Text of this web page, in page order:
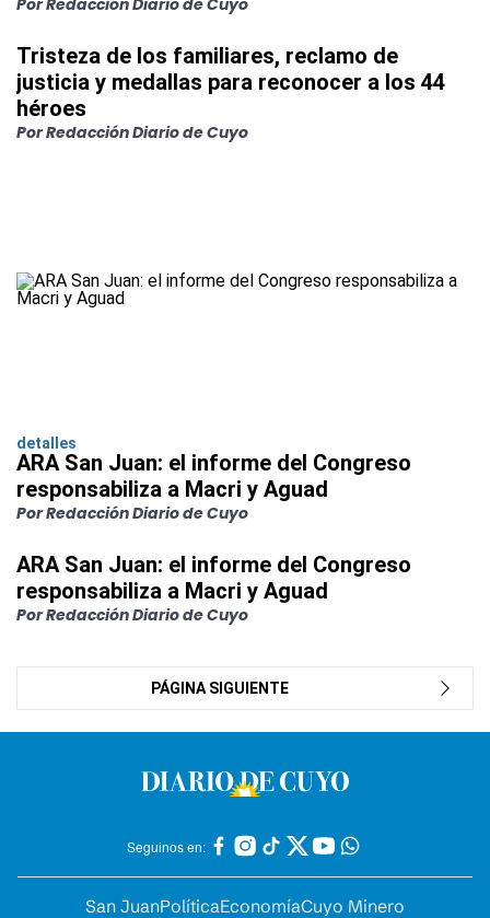
Por Redacción Diario de Cuyo
Tristeza de los familiares, reclamo de
justicia y medallas para reconocer a los 44
héroes
Por Redacción Diario de Cuyo
detalles
ARA San Juan: el informe del Congreso
responsabiliza a Macri y Aguad
Por Redacción Diario de Cuyo
ARA San Juan: el informe del Congreso
responsabiliza a Macri y Aguad
Por Redacción Diario de Cuyo
PÁGINA SIGUIENTE
Seguinos en:
San JuanPolíticaEconomíaCuyo Minero